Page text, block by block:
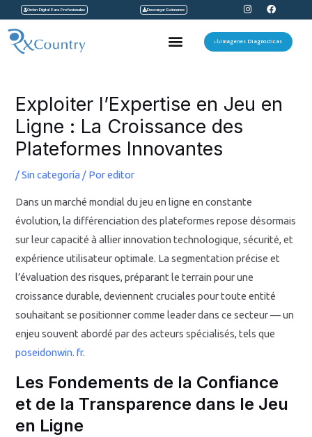
contenido
Orden Digital Para Profesionales Descargar Exámenes
I
n
s
t
a
F
a
c
e
b
Menu Imágenes Diagnosticas
Exploiter l’Expertise en Jeu en
Ligne : La Croissance des
Plateformes Innovantes
/Sin categoría / Poreditor
Dans un marché mondial du jeu en ligne en constante
évolution, la différenciation des plateformes repose désormais
sur leur capacité à allier innovation technologique, sécurité, et
expérience utilisateur optimale. La segmentation précise et
l’évaluation des risques, préparant le terrain pour une
croissance durable, deviennent cruciales pour toute entité
souhaitant se positionner comme leader dans ce secteur — un
enjeu souvent abordé par des acteurs spécialisés, tels que
poseidonwin. fr.
Les Fondements de la Confiance
et de la Transparence dans le Jeu
en Ligne
entradas